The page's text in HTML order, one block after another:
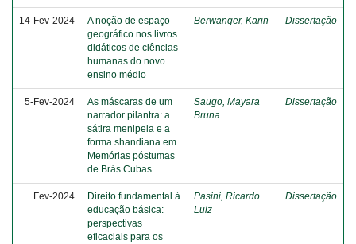
14-Fev-2024
A noção de espaço
geográfico nos livros
didáticos de ciências
humanas do novo
ensino médio
Berwanger, Karin Dissertação
5-Fev-2024
As máscaras de um
narrador pilantra: a
sátira menipeia e a
forma shandiana em
Memórias póstumas
de Brás Cubas
Saugo, Mayara
Bruna
Dissertação
Fev-2024
Direito fundamental à
educação básica:
perspectivas
eficaciais para os
Pasini, Ricardo
Luiz
Dissertação